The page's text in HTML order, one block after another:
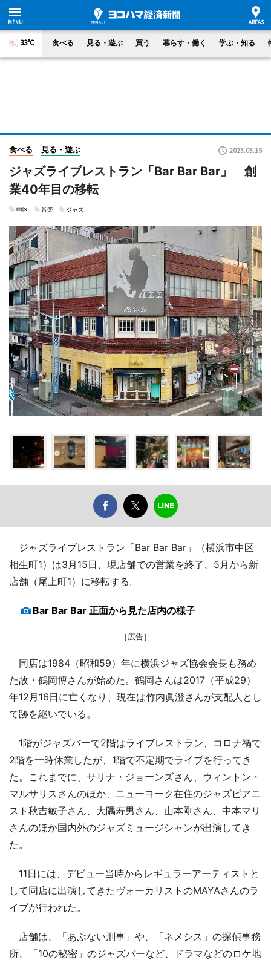
33°C 食べる 見る・遊ぶ 買う 暮らす・働く 学ぶ・知る
食べる 見る・遊ぶ 2023.03.15
ジャズライブレストラン「Bar Bar Bar」 創
業40年目の移転
中区 音楽 ジャズ
ジャズライブレストラン「Bar Bar Bar」（横浜市中区
相生町1）は3月15日、現店舗での営業を終了、5月から新
店舗（尾上町1）に移転する。
Bar Bar Bar 正面から見た店内の様子
［広告］
同店は1984（昭和59）年に横浜ジャズ協会会長も務め
た故・鶴岡博さんが始めた。鶴岡さんは2017（平成29）
年12月16日に亡くなり、現在は竹内眞澄さんが支配人とし
て跡を継いでいる。
1階がジャズバーで2階はライブレストラン、コロナ禍で
2階を一時休業したが、1階で不定期でライブを行ってき
た。これまでに、サリナ・ジョーンズさん、ウィントン・
マルサリスさんのほか、ニューヨーク在住のジャズピアニ
スト秋吉敏子さん、大隅寿男さん、山本剛さん、中本マリ
さんのほか国内外のジャズミュージシャンが出演してき
た。
11日には、デビュー当時からレギュラーアーティストと
して同店に出演してきたヴォーカリストのMAYAさんのラ
イブが行われた。
店舗は、「あぶない刑事」や、「ネメシス」の探偵事務
所、「10の秘密」のジャズバーなど、ドラマなどのロケ地